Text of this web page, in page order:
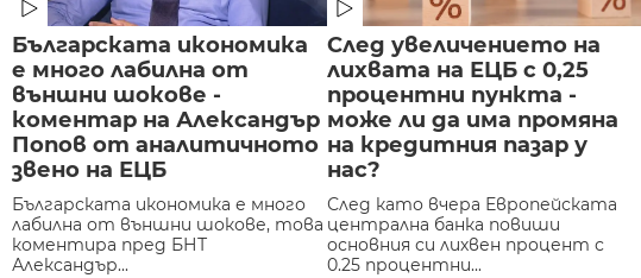
Българската икономика
е много лабилна от
външни шокове -
коментар на Александър
Попов от аналитичното
звено на ЕЦБ
Българската икономика е много
лабилна от външни шокове, това
коментира пред БНТ
Александър...
След увеличението на
лихвата на ЕЦБ с 0,25
процентни пункта -
може ли да има промяна
на кредитния пазар у
нас?
След като вчера Европейската
централна банка повиши
основния си лихвен процент с
0.25 процентни...